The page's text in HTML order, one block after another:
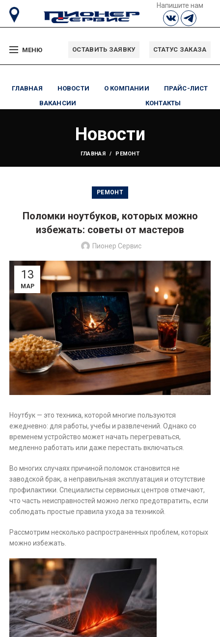
Напишите нам
МЕНЮ ОСТАВИТЬ ЗАЯВКУ СТАТУС ЗАКАЗА
ГЛАВНАЯ НОВОСТИ О КОМПАНИИ
ПРАЙС-ЛИСТ
ВАКАНСИИ
КОНТАКТЫ
Новости
ГЛАВНАЯ РЕМОНТ
РЕМОНТ
Поломки ноутбуков, которых можно
избежать: советы от мастеров
Пионер Сервис
13
МАР
Ноутбук — это техника, которой многие пользуются
ежедневно: для работы, учебы и развлечений. Однако со
временем устройство может начать перегреваться,
медленно работать или даже перестать включаться.
Во многих случаях причиной поломок становится не
заводской брак, а неправильная эксплуатация и отсутствие
профилактики. Специалисты сервисных центров отмечают,
что часть неисправностей можно легко предотвратить, если
соблюдать простые правила ухода за техникой.
Рассмотрим несколько распространенных проблем, которых
можно избежать.